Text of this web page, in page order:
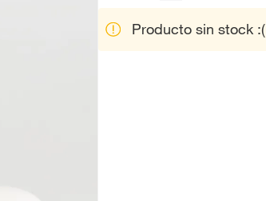
Producto sin stock :(